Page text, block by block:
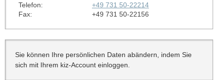
Telefon:
+49 731 50-22214
Fax:
+49 731 50-22156
Sie können Ihre persönlichen Daten abändern, indem Sie
sich mit Ihrem kiz-Account einloggen.